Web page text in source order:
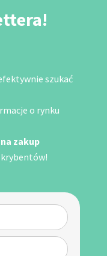
szukać
o rynku
zakup